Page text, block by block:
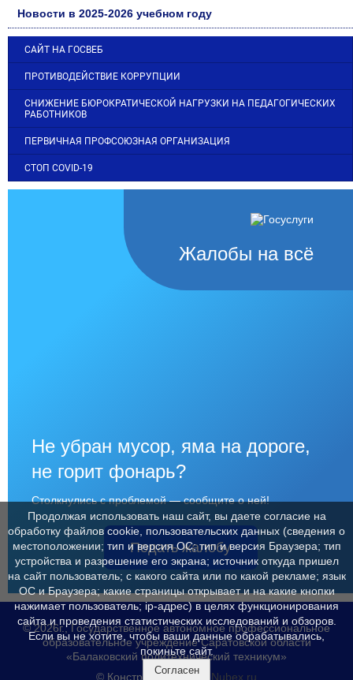
Новости в 2025-2026 учебном году
САЙТ НА ГОСВЕБ
ПРОТИВОДЕЙСТВИЕ КОРРУПЦИИ
СНИЖЕНИЕ БЮРОКРАТИЧЕСКОЙ НАГРУЗКИ НА ПЕДАГОГИЧЕСКИХ
РАБОТНИКОВ
ПЕРВИЧНАЯ ПРОФСОЮЗНАЯ ОРГАНИЗАЦИЯ
СТОП COVID-19
Жалобы на всё
Не убран мусор, яма на дороге,
не горит фонарь?
Столкнулись с проблемой — сообщите о ней!
Подать жалобу
© 2026г., Государственное автономное профессиональное
образовательное учреждение Саратовской области
«Балаковский политехнический техникум»
© Конструктор сайтов Nubex.ru
Продолжая использовать наш сайт, вы даете согласие на
обработку файлов cookie, пользовательских данных (сведения о
местоположении; тип и версия ОС; тип и версия Браузера; тип
устройства и разрешение его экрана; источник откуда пришел
на сайт пользователь; с какого сайта или по какой рекламе; язык
ОС и Браузера; какие страницы открывает и на какие кнопки
нажимает пользователь; ip-адрес) в целях функционирования
сайта и проведения статистических исследований и обзоров.
Если вы не хотите, чтобы ваши данные обрабатывались,
покиньте сайт.
Согласен